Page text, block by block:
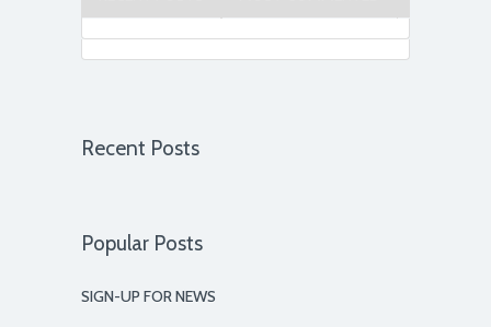
occupé de tout et j’ai reçu le
virement moins de 24h après la
GIULIA H
Recent Posts
Popular Posts
SIGN-UP FOR NEWS